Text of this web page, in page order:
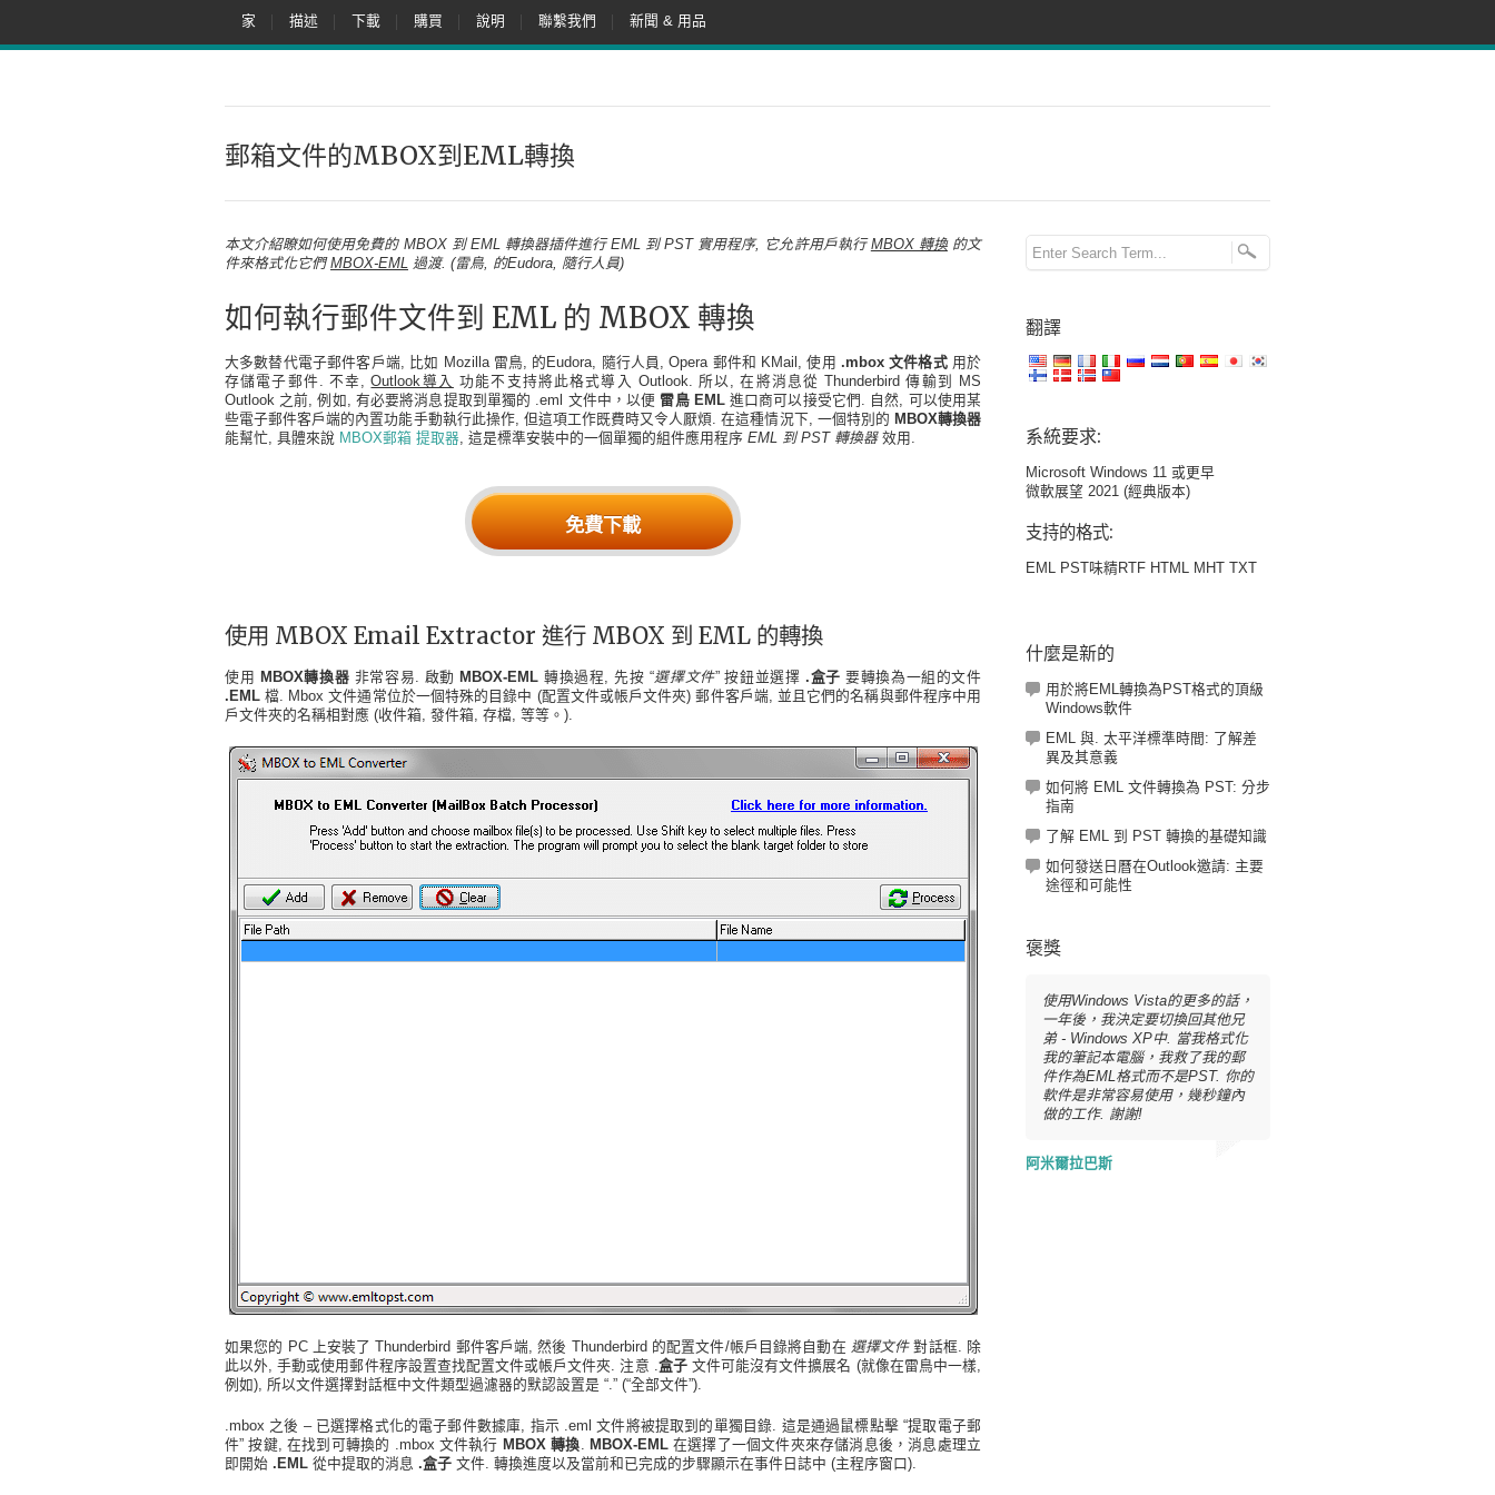
家 描述 下載 購買 說明 聯繫我們 新聞 & 用品
郵箱文件的MBOX到EML轉換
本文介紹瞭如何使用免費的 MBOX 到 EML 轉換器插件進行 EML 到 PST 實用程序, 它允許用戶執行MBOX 轉換的文
件來格式化它們MBOX-EML 過渡. (雷鳥, 的Eudora, 隨行人員)
如何執行郵件文件到 EML 的 MBOX 轉換
大多數替代電子郵件客戶端, 比如 Mozilla 雷鳥, 的Eudora, 隨行人員, Opera 郵件和 KMail, 使用 .mbox 文件格式用於
存儲電子郵件. 不幸,Outlook導入 功能不支持將此格式導入 Outlook. 所以, 在將消息從 Thunderbird 傳輸到 MS
Outlook 之前, 例如, 有必要將消息提取到單獨的 .eml 文件中，以便 雷鳥 EML進口商可以接受它們. 自然, 可以使用某
些電子郵件客戶端的內置功能手動執行此操作, 但這項工作既費時又令人厭煩. 在這種情況下, 一個特別的 MBOX轉換器
能幫忙, 具體來說 MBOX郵箱 提取器, 這是標準安裝中的一個單獨的組件應用程序 EML 到 PST 轉換器效用.
免費下載
使用 MBOX Email Extractor 進行 MBOX 到 EML 的轉換
使用 MBOX轉換器 非常容易. 啟動 MBOX-EML 轉換過程, 先按 “選擇文件” 按鈕並選擇 .盒子 要轉換為一組的文件
.EML 檔. Mbox 文件通常位於一個特殊的目錄中 (配置文件或帳戶文件夾) 郵件客戶端, 並且它們的名稱與郵件程序中用
戶文件夾的名稱相對應 (收件箱, 發件箱, 存檔, 等等。).
如果您的 PC 上安裝了 Thunderbird 郵件客戶端, 然後 Thunderbird 的配置文件/帳戶目錄將自動在 選擇文件對話框. 除
此以外, 手動或使用郵件程序設置查找配置文件或帳戶文件夾. 注意 .盒子文件可能沒有文件擴展名 (就像在雷鳥中一樣,
例如), 所以文件選擇對話框中文件類型過濾器的默認設置是 “.” (“全部文件”).
.mbox 之後 – 已選擇格式化的電子郵件數據庫, 指示 .eml 文件將被提取到的單獨目錄. 這是通過鼠標點擊 “提取電子郵
件” 按鍵, 在找到可轉換的 .mbox 文件執行 MBOX 轉換. MBOX-EML在選擇了一個文件夾來存儲消息後，消息處理立
即開始 .EML 從中提取的消息 .盒子 文件. 轉換進度以及當前和已完成的步驟顯示在事件日誌中 (主程序窗口).
翻譯
系統要求:
Microsoft Windows 11 或更早
微軟展望 2021 (經典版本)
支持的格式:
EML PST味精RTF HTML MHT TXT
什麼是新的
用於將EML轉換為PST格式的頂級
Windows軟件
EML 與. 太平洋標準時間: 了解差
異及其意義
如何將 EML 文件轉換為 PST: 分步
指南
了解 EML 到 PST 轉換的基礎知識
如何發送日曆在Outlook邀請: 主要
途徑和可能性
褒獎
使用Windows Vista的更多的話，
一年後，我決定要切換回其他兄
弟 - Windows XP中. 當我格式化
我的筆記本電腦，我救了我的郵
件作為EML格式而不是PST. 你的
軟件是非常容易使用，幾秒鐘內
做的工作. 謝謝!
阿米爾拉巴斯